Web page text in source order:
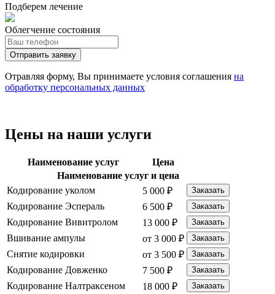
Подберем лечение
Облегчение состояния
Отправить заявку
Отравляя форму, Вы принимаете условия соглашения на
обработку персональных данных
Цены на наши услуги
Наименование услуг
Цена
Наименование услуг и цена
Кодирование уколом
5 000 ₽ Заказать
Кодирование Эспераль 6 500 ₽ Заказать
Кодирование Вивитролом 13 000 ₽ Заказать
Вшивание ампулы от 3 000 ₽ Заказать
Снятие кодировки от 3 500 ₽ Заказать
Кодирование Довженко 7 500 ₽ Заказать
Кодирование Налтраксеном 18 000 ₽ Заказать